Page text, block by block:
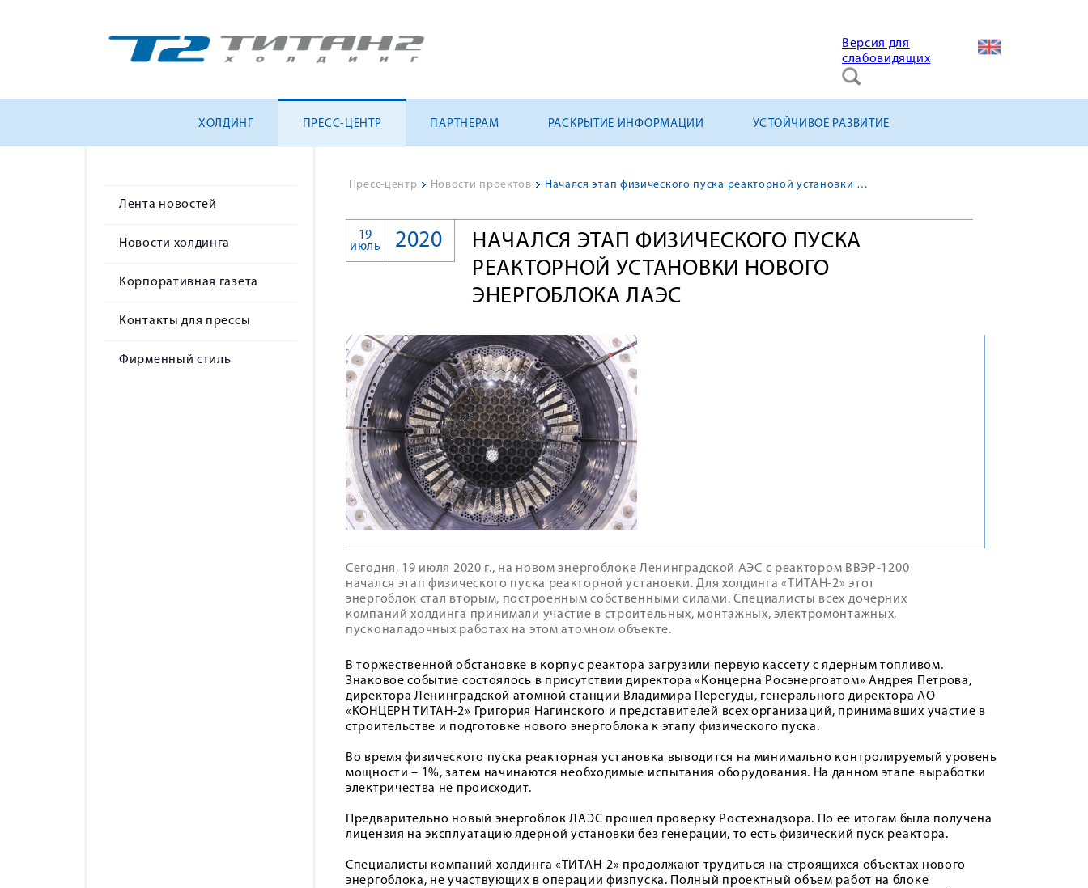
Версия для
слабовидящих
ХОЛДИНГ ПРЕСС-ЦЕНТР ПАРТНЕРАМ РАСКРЫТИЕ ИНФОРМАЦИИ УСТОЙЧИВОЕ РАЗВИТИЕ
Лента новостей
Новости холдинга
Корпоративная газета
Контакты для прессы
Фирменный стиль
Пресс-центр > Новости проектов > Начался этап физического пуска реакторной установки нового энергоблока ЛАЭС
НАЧАЛСЯ ЭТАП ФИЗИЧЕСКОГО ПУСКА
РЕАКТОРНОЙ УСТАНОВКИ НОВОГО
ЭНЕРГОБЛОКА ЛАЭС
19
июль
2020
Сегодня, 19 июля 2020 г., на новом энергоблоке Ленинградской АЭС с реактором ВВЭР-1200
начался этап физического пуска реакторной установки. Для холдинга «ТИТАН-2» этот
энергоблок стал вторым, построенным собственными силами. Специалисты всех дочерних
компаний холдинга принимали участие в строительных, монтажных, электромонтажных,
пусконаладочных работах на этом атомном объекте.
В торжественной обстановке в корпус реактора загрузили первую кассету с ядерным топливом.
Знаковое событие состоялось в присутствии директора «Концерна Росэнергоатом» Андрея Петрова,
директора Ленинградской атомной станции Владимира Перегуды, генерального директора АО
«КОНЦЕРН ТИТАН-2» Григория Нагинского и представителей всех организаций, принимавших участие в
строительстве и подготовке нового энергоблока к этапу физического пуска.
Во время физического пуска реакторная установка выводится на минимально контролируемый уровень
мощности – 1%, затем начинаются необходимые испытания оборудования. На данном этапе выработки
электричества не происходит.
Предварительно новый энергоблок ЛАЭС прошел проверку Ростехнадзора. По ее итогам была получена
лицензия на эксплуатацию ядерной установки без генерации, то есть физический пуск реактора.
Специалисты компаний холдинга «ТИТАН-2» продолжают трудиться на строящихся объектах нового
энергоблока, не участвующих в операции физпуска. Полный проектный объем работ на блоке